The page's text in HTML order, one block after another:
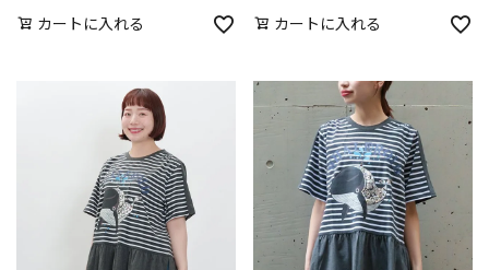
カートに入れる カートに入れる